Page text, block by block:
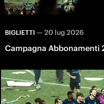
BIGLIETTI — 20 lug 2026
Campagna Abbonamenti